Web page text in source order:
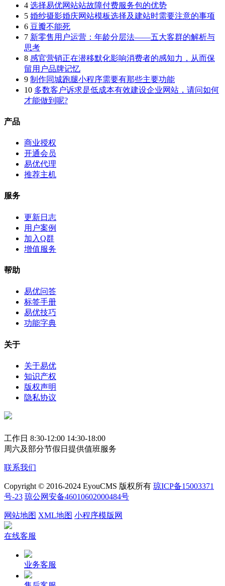
4 选择易优网站站故障付费服务包的优势
5 婚纱摄影婚庆网站模板选择及建站时需要注意的事项
6 豆瓣不能死
7 新零售用户运营：年龄分层法——五大客群的解析与
思考
8 感官营销正在潜移默化影响消费者的感知力，从而保
留用户品牌记忆
9 制作同城跑腿小程序需要有那些主要功能
10 多数客户诉求是低成本有效建设企业网站，请问如何
才能做到呢?
产品
商业授权
开通会员
易优代理
推荐主机
服务
更新日志
用户案例
加入Q群
增值服务
帮助
易优问答
标签手册
易优技巧
功能字典
关于
关于易优
知识产权
版权声明
隐私协议
工作日 8:30-12:00 14:30-18:00
周六及部分节假日提供值班服务
联系我们
Copyright © 2016-2024 EyouCMS 版权所有 琼ICP备15003371
号-23 琼公网安备46010602000484号
网站地图 XML地图 小程序模版网
在线客服
业务客服